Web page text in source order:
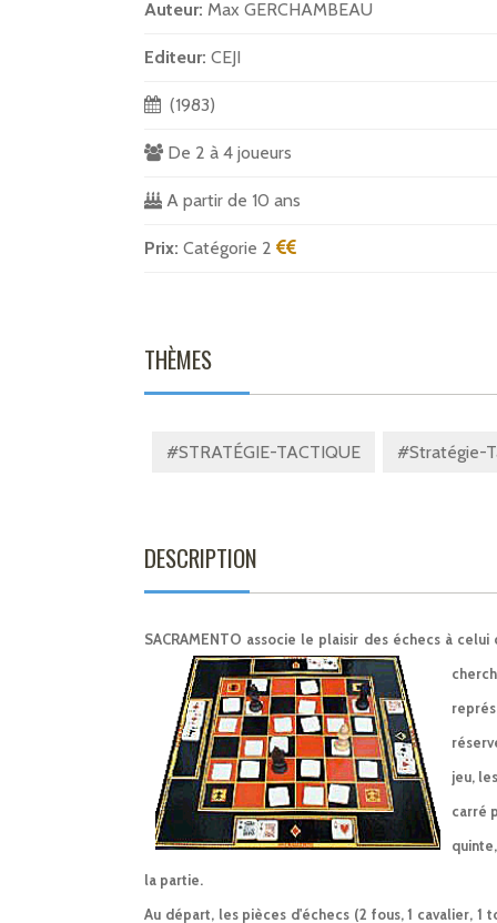
Auteur: Max GERCHAMBEAU
Editeur: CEJI
(1983)
De 2 à 4 joueurs
A partir de 10 ans
Prix: Catégorie 2
THÈMES
#STRATÉGIE-TACTIQUE #Stratégie-
DESCRIPTION
SACRAMENTO associe le plaisir des échecs à
jeu,
carré
la partie.
Au départ, les pièces d'échecs (2 fous, 1 cavalier,